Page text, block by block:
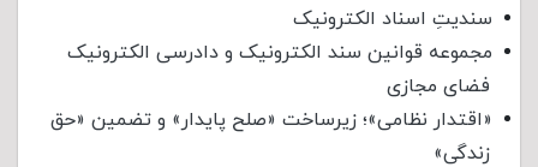
سندیتِ اسناد الکترونیک
مجموعه قوانین سند الکترونیک و دادرسی الکترونیک
فضای مجازی
«اقتدار نظامی»؛ زیرساخت «صلح پایدار» و تضمین «حق
زندگی»